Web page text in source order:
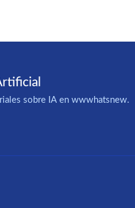
sobre IA en wwwhatsnew.